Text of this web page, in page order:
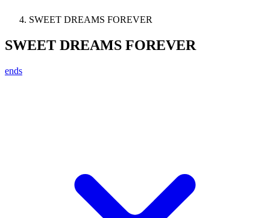
SWEET DREAMS FOREVER
SWEET DREAMS FOREVER
ends